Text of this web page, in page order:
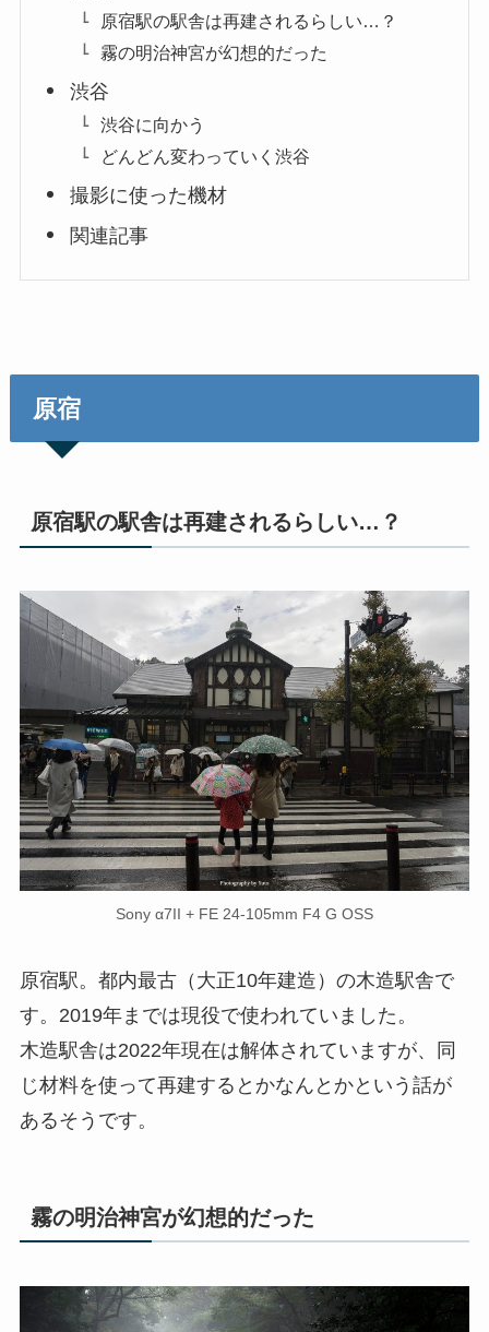
原宿駅の駅舎は再建されるらしい…？
霧の明治神宮が幻想的だった
渋谷
渋谷に向かう
どんどん変わっていく渋谷
撮影に使った機材
関連記事
原宿
原宿駅の駅舎は再建されるらしい…？
Sony α7II + FE 24-105mm F4 G OSS
原宿駅。都内最古（大正10年建造）の木造駅舎で
す。2019年までは現役で使われていました。
木造駅舎は2022年現在は解体されていますが、同
じ材料を使って再建するとかなんとかという話が
あるそうです。
霧の明治神宮が幻想的だった